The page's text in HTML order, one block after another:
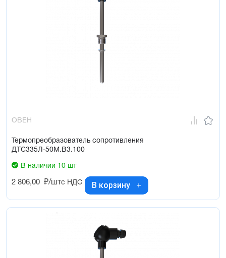
ОВЕН
Термопреобразователь сопротивления
ДТС335Л-50М.В3.100
В наличии 10 шт
2 806,00 ₽/штс НДС В корзину